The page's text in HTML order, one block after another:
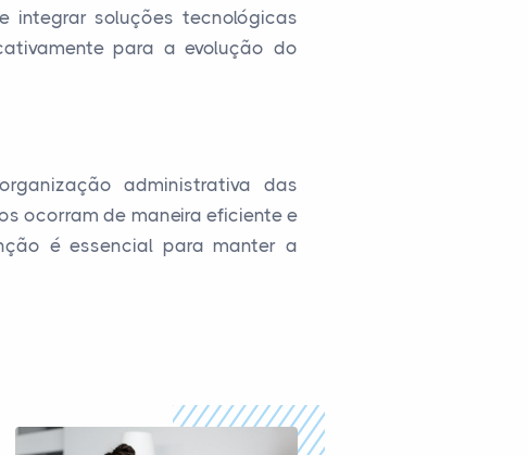
integrar soluções tecnológicas
para a evolução do
administrativa das
ocorram de maneira eficiente e
é essencial para manter a